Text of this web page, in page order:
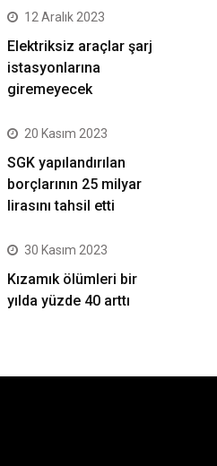
12 Aralık 2023
Elektriksiz araçlar şarj
istasyonlarına
giremeyecek
20 Kasım 2023
SGK yapılandırılan
borçlarının 25 milyar
lirasını tahsil etti
30 Kasım 2023
Kızamık ölümleri bir
yılda yüzde 40 arttı